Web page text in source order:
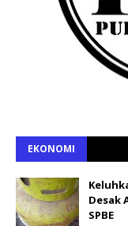
EKONOMI
Desak
SPBE